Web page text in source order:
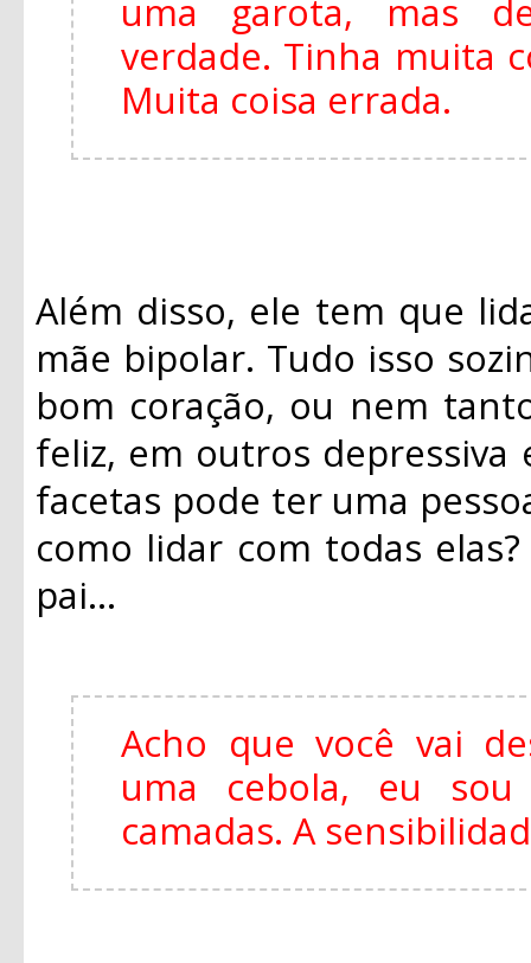
uma garota, mas
verdade. Tinha muita
Muita coisa errada.
Além disso, ele tem que
mãe bipolar. Tudo isso
bom coração, ou nem
feliz, em outros
facetas pode ter uma
como lidar com todas
pai...
Acho que você vai
uma cebola, eu
camadas. A